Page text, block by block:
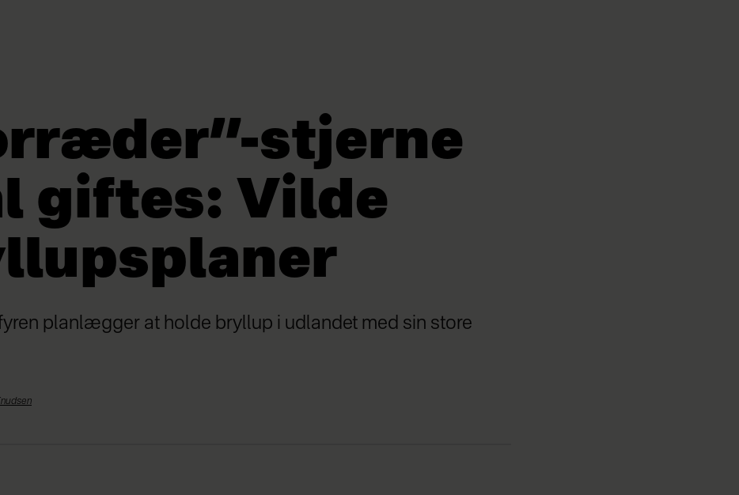
stjerne
giftes: Vilde
planlægger at holde bryllup i udlandet med sin store